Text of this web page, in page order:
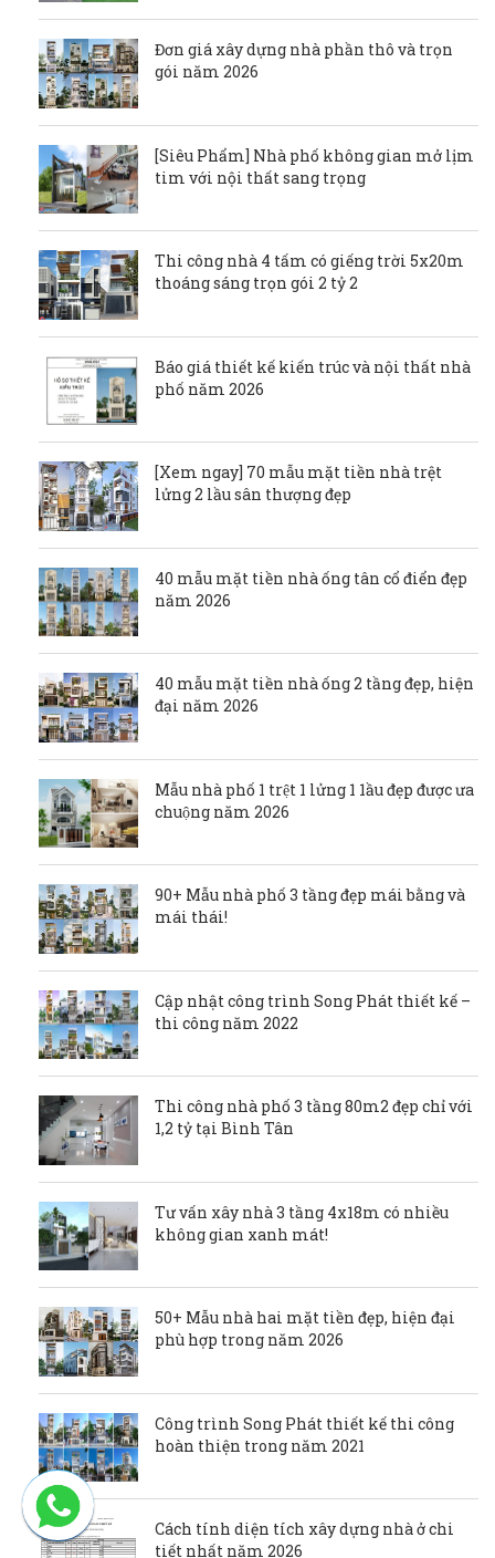
Đơn giá xây dựng nhà phần thô và trọn
gói năm 2026
[Siêu Phẩm] Nhà phố không gian mở lịm
tim với nội thất sang trọng
Thi công nhà 4 tấm có giếng trời 5x20m
thoáng sáng trọn gói 2 tỷ 2
Báo giá thiết kế kiến trúc và nội thất nhà
phố năm 2026
[Xem ngay] 70 mẫu mặt tiền nhà trệt
lửng 2 lầu sân thượng đẹp
40 mẫu mặt tiền nhà ống tân cổ điển đẹp
năm 2026
40 mẫu mặt tiền nhà ống 2 tầng đẹp, hiện
đại năm 2026
Mẫu nhà phố 1 trệt 1 lửng 1 1ầu đẹp được ưa
chuộng năm 2026
90+ Mẫu nhà phố 3 tầng đẹp mái bằng và
mái thái!
Cập nhật công trình Song Phát thiết kế –
thi công năm 2022
Thi công nhà phố 3 tầng 80m2 đẹp chỉ với
1,2 tỷ tại Bình Tân
Tư vấn xây nhà 3 tầng 4x18m có nhiều
không gian xanh mát!
50+ Mẫu nhà hai mặt tiền đẹp, hiện đại
phù hợp trong năm 2026
Công trình Song Phát thiết kế thi công
hoàn thiện trong năm 2021
Cách tính diện tích xây dựng nhà ở chi
tiết nhất năm 2026